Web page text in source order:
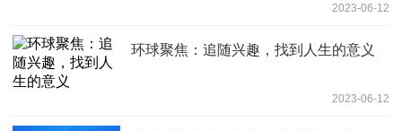
2023-06-12
环球聚焦：追随兴趣，找到人生的意义
2023-06-12